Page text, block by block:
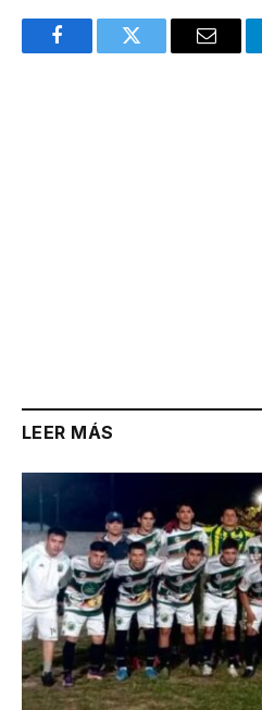
FacebookTwitter Email
LEER MÁS